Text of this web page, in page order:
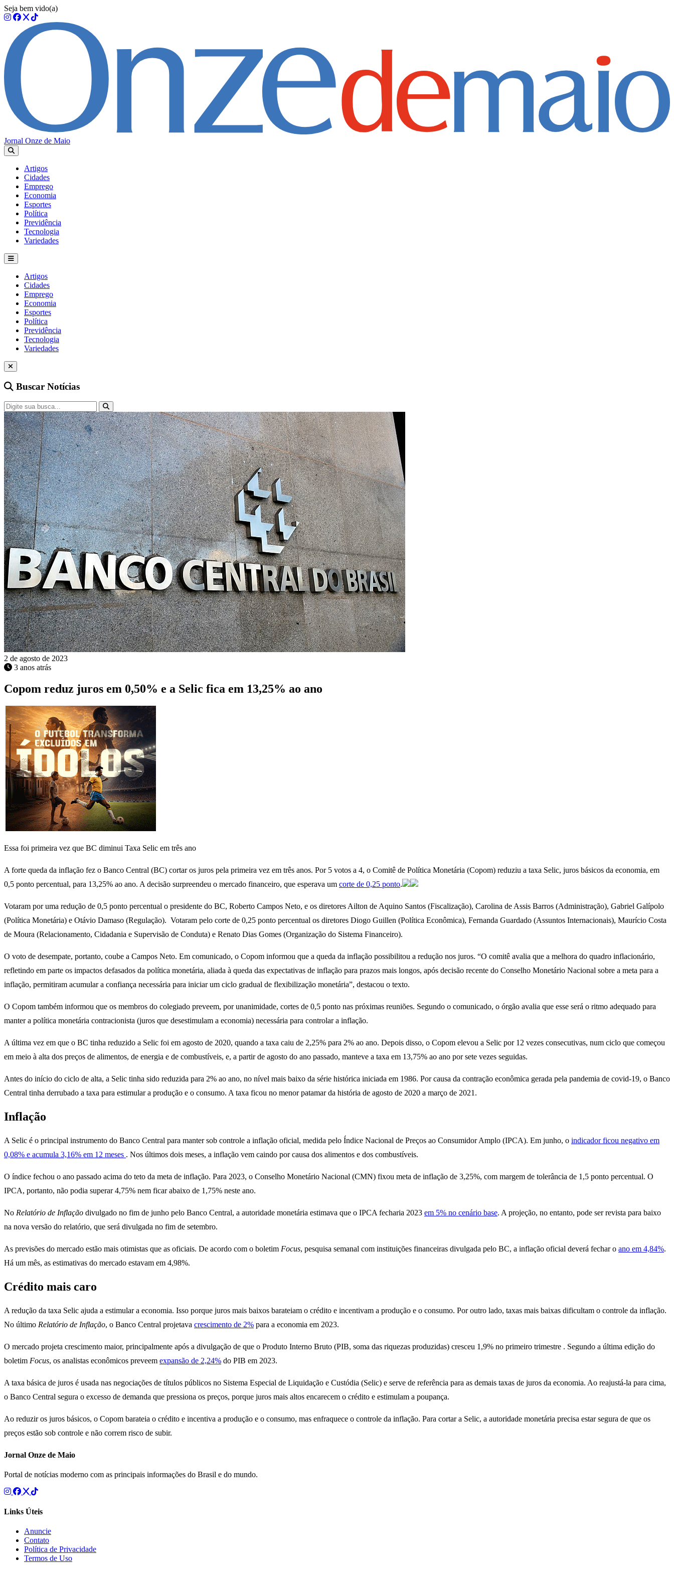
Seja bem vido(a)
Jornal Onze de Maio
Artigos
Cidades
Emprego
Economia
Esportes
Política
Previdência
Tecnologia
Variedades
Artigos
Cidades
Emprego
Economia
Esportes
Política
Previdência
Tecnologia
Variedades
Buscar Notícias
2 de agosto de 2023
3 anos atrás
Copom reduz juros em 0,50% e a Selic fica em 13,25% ao ano
Essa foi primeira vez que BC diminui Taxa Selic em três ano
A forte queda da inflação fez o Banco Central (BC) cortar os juros pela primeira vez em três anos. Por 5 votos a 4, o Comitê de Política Monetária (Copom) reduziu a taxa Selic, juros básicos da economia, em
0,5 ponto percentual, para 13,25% ao ano. A decisão surpreendeu o mercado financeiro, que esperava um corte de 0,25 ponto.
Votaram por uma redução de 0,5 ponto percentual o presidente do BC, Roberto Campos Neto, e os diretores Ailton de Aquino Santos (Fiscalização), Carolina de Assis Barros (Administração), Gabriel Galípolo
(Política Monetária) e Otávio Damaso (Regulação). Votaram pelo corte de 0,25 ponto percentual os diretores Diogo Guillen (Política Econômica), Fernanda Guardado (Assuntos Internacionais), Maurício Costa
de Moura (Relacionamento, Cidadania e Supervisão de Conduta) e Renato Dias Gomes (Organização do Sistema Financeiro).
O voto de desempate, portanto, coube a Campos Neto. Em comunicado, o Copom informou que a queda da inflação possibilitou a redução nos juros. “O comitê avalia que a melhora do quadro inflacionário,
refletindo em parte os impactos defasados da política monetária, aliada à queda das expectativas de inflação para prazos mais longos, após decisão recente do Conselho Monetário Nacional sobre a meta para a
inflação, permitiram acumular a confiança necessária para iniciar um ciclo gradual de flexibilização monetária”, destacou o texto.
O Copom também informou que os membros do colegiado preveem, por unanimidade, cortes de 0,5 ponto nas próximas reuniões. Segundo o comunicado, o órgão avalia que esse será o ritmo adequado para
manter a política monetária contracionista (juros que desestimulam a economia) necessária para controlar a inflação.
A última vez em que o BC tinha reduzido a Selic foi em agosto de 2020, quando a taxa caiu de 2,25% para 2% ao ano. Depois disso, o Copom elevou a Selic por 12 vezes consecutivas, num ciclo que começou
em meio à alta dos preços de alimentos, de energia e de combustíveis, e, a partir de agosto do ano passado, manteve a taxa em 13,75% ao ano por sete vezes seguidas.
Antes do início do ciclo de alta, a Selic tinha sido reduzida para 2% ao ano, no nível mais baixo da série histórica iniciada em 1986. Por causa da contração econômica gerada pela pandemia de covid-19, o Banco
Central tinha derrubado a taxa para estimular a produção e o consumo. A taxa ficou no menor patamar da história de agosto de 2020 a março de 2021.
Inflação
A Selic é o principal instrumento do Banco Central para manter sob controle a inflação oficial, medida pelo Índice Nacional de Preços ao Consumidor Amplo (IPCA). Em junho, o indicador ficou negativo em
0,08% e acumula 3,16% em 12 meses . Nos últimos dois meses, a inflação vem caindo por causa dos alimentos e dos combustíveis.
O índice fechou o ano passado acima do teto da meta de inflação. Para 2023, o Conselho Monetário Nacional (CMN) fixou meta de inflação de 3,25%, com margem de tolerância de 1,5 ponto percentual. O
IPCA, portanto, não podia superar 4,75% nem ficar abaixo de 1,75% neste ano.
No Relatório de Inflação divulgado no fim de junho pelo Banco Central, a autoridade monetária estimava que o IPCA fecharia 2023 em 5% no cenário base. A projeção, no entanto, pode ser revista para baixo
na nova versão do relatório, que será divulgada no fim de setembro.
As previsões do mercado estão mais otimistas que as oficiais. De acordo com o boletim Focus, pesquisa semanal com instituições financeiras divulgada pelo BC, a inflação oficial deverá fechar o ano em 4,84%.
Há um mês, as estimativas do mercado estavam em 4,98%.
Crédito mais caro
A redução da taxa Selic ajuda a estimular a economia. Isso porque juros mais baixos barateiam o crédito e incentivam a produção e o consumo. Por outro lado, taxas mais baixas dificultam o controle da inflação.
No último Relatório de Inflação, o Banco Central projetava crescimento de 2% para a economia em 2023.
O mercado projeta crescimento maior, principalmente após a divulgação de que o Produto Interno Bruto (PIB, soma das riquezas produzidas) cresceu 1,9% no primeiro trimestre . Segundo a última edição do
boletim Focus, os analistas econômicos preveem expansão de 2,24% do PIB em 2023.
A taxa básica de juros é usada nas negociações de títulos públicos no Sistema Especial de Liquidação e Custódia (Selic) e serve de referência para as demais taxas de juros da economia. Ao reajustá-la para cima,
o Banco Central segura o excesso de demanda que pressiona os preços, porque juros mais altos encarecem o crédito e estimulam a poupança.
Ao reduzir os juros básicos, o Copom barateia o crédito e incentiva a produção e o consumo, mas enfraquece o controle da inflação. Para cortar a Selic, a autoridade monetária precisa estar segura de que os
preços estão sob controle e não correm risco de subir.
Jornal Onze de Maio
Portal de notícias moderno com as principais informações do Brasil e do mundo.
Links Úteis
Anuncie
Contato
Política de Privacidade
Termos de Uso